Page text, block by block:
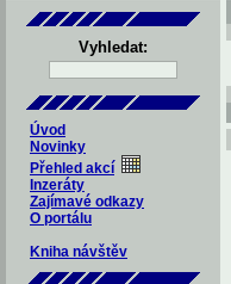
Vyhledat:
Úvod
Novinky
Přehled akcí
Inzeráty
Zajímavé odkazy
O portálu
Kniha návštěv